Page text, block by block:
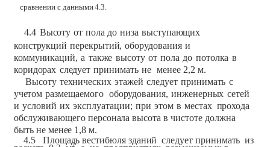
сравнении с данными4.3.
4.4 Высоту от пола до низа выступающих
конструкций перекрытий, оборудования и
коммуникаций, а также высоту от пола до потолка в
коридорах следует принимать не менее 2,2 м.
Высоту технических этажей следует принимать с
учетом размещаемого оборудования, инженерных сетей
и условий их эксплуатации; при этом в местах прохода
обслуживающего персоналавысота в чистотедолжна
быть не менее 1,8 м.
4.5
Площадь вестибюля зданий следует принимать из
2